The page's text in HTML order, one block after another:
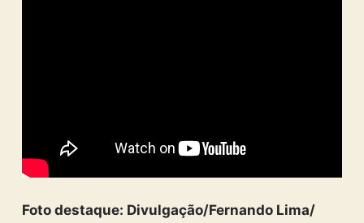
Foto destaque: Divulgação/Fernando Lima/